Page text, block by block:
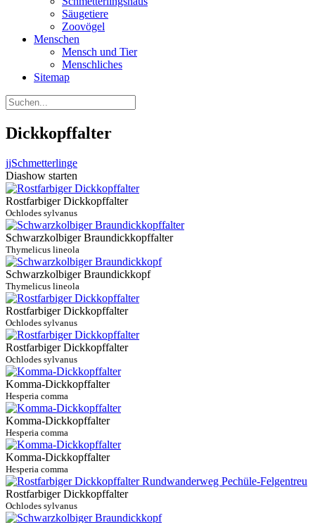
Säugetiere
Zoovögel
Menschen
Mensch und Tier
Menschliches
Sitemap
Dickkopffalter
jjSchmetterlinge
Diashow starten
Rostfarbiger Dickkopffalter
Ochlodes sylvanus
Schwarzkolbiger Braundickkopffalter
Thymelicus lineola
Schwarzkolbiger Braundickkopf
Thymelicus lineola
Rostfarbiger Dickkopffalter
Ochlodes sylvanus
Rostfarbiger Dickkopffalter
Ochlodes sylvanus
Komma-Dickkopffalter
Hesperia comma
Komma-Dickkopffalter
Hesperia comma
Komma-Dickkopffalter
Hesperia comma
Rostfarbiger Dickkopffalter
Ochlodes sylvanus